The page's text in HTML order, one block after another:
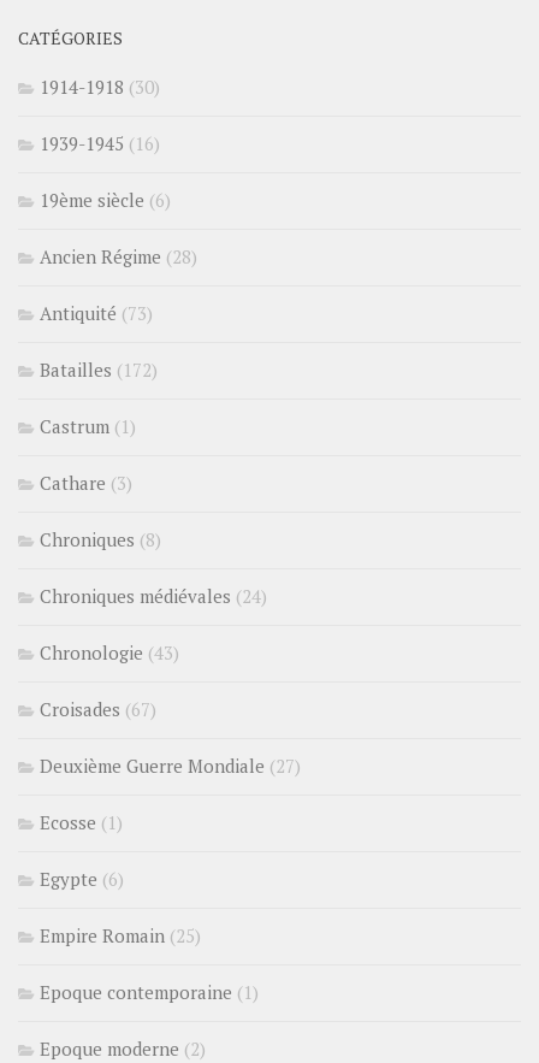
CATÉGORIES
1914-1918 (30)
1939-1945 (16)
19ème siècle (6)
Ancien Régime (28)
Antiquité (73)
Batailles (172)
Castrum (1)
Cathare (3)
Chroniques (8)
Chroniques médiévales (24)
Chronologie (43)
Croisades (67)
Deuxième Guerre Mondiale (27)
Ecosse (1)
Egypte (6)
Empire Romain (25)
Epoque contemporaine (1)
Epoque moderne (2)